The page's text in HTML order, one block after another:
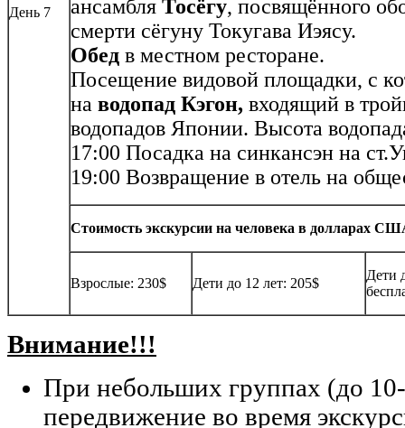
День 7
ансамбля Тосёгу, посвящённого
смерти сёгуну Токугава Иэясу.
Обед в местном ресторане.
Посещение видовой площадки, с
на водопад Кэгон, входящий в
водопадов Японии. Высота
17:00 Посадка на синкансэн на
19:00 Возвращение в отель на
Стоимость экскурсии на человека в долларах
Взрослые: 230$ Дети до 12 лет: 205$
Дети
Внимание!!!
При небольших группах (до
передвижение во время